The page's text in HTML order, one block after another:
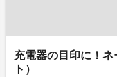
充電器の目印に！
ト）